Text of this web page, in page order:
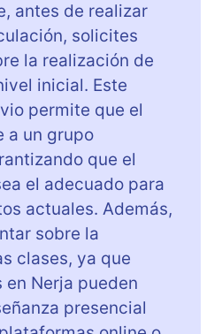
antes de realizar
solicites
la realización de
inicial. Este
permite que el
a un grupo
que el
el adecuado para
actuales. Además,
sobre la
clases, ya que
Nerja pueden
presencial